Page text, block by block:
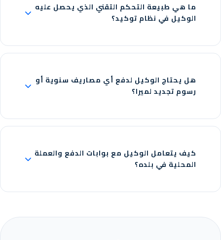
ما هي طبيعة التحكم التقني الذي يحصل عليه
الوكيل في نظام توكيد؟
هل يحتاج الوكيل لدفع أي مصاريف سنوية أو
رسوم تجديد لميرا؟
كيف يتعامل الوكيل مع بوابات الدفع والعملة
المحلية في بلده؟